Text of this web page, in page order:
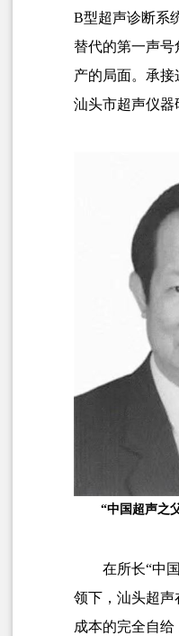
B型超声诊断系
替代的第一声
产的局面。承
汕头市超声仪器
“中国超声之
在所长“中
领下，汕头超声
成本的完全自